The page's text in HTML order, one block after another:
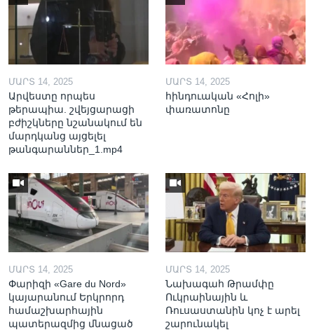
ՄԱՐՏ 14, 2025
Արվեստը որպես
թերապիա. շվեյցարացի
բժիշկները նշանակում են
մարդկանց այցելել
թանգարաններ_1.mp4
ՄԱՐՏ 14, 2025
հինդուական «Հոլի»
փառատոնը
ՄԱՐՏ 14, 2025
Փարիզի «Gare du Nord»
կայարանում Երկրորդ
համաշխարհային
պատերազմից մնացած
ՄԱՐՏ 14, 2025
Նախագահ Թրամփը
Ուկրաինային և
Ռուսաստանին կոչ է արել
շարունակել